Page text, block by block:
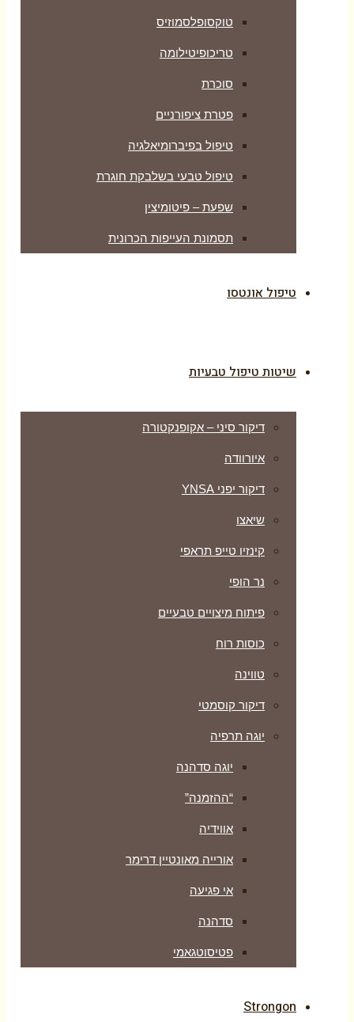
טוקסופלסמוזיס
טריכופיטילומה
סוכרת
פטרת ציפורניים
טיפול בפיברומיאלגיה
טיפול טבעי בשלבקת חוגרת
שפעת – פיטומיצין
תסמונת העייפות הכרונית
טיפול אונטסו
שיטות טיפול טבעיות
דיקור סיני – אקופנקטורה
איורוודה
דיקור יפני YNSA
שיאצו
קינזיו טייפ תראפי
נר הופי
פיתוח מיצויים טבעיים
כוסות רוח
טווינה
דיקור קוסמטי
יוגה תרפיה
יוגה סדהנה
“ההזמנה”
אווידיה
אורייה מאונטיין דרימר
אי פגיעה
סדהנה
פטיסוטגאמי
Strongon